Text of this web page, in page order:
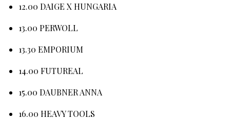
12.00 DAIGE X HUNGARIA
13.00 PERWOLL
13.30 EMPORIUM
14.00 FUTUREAL
15.00 DAUBNER ANNA
16.00 HEAVY TOOLS